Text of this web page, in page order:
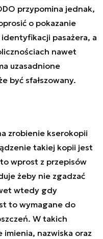
przypomina jednak,
o pokazanie
pasażera, a
nawet
uzasadnione
być sfałszowany.
zrobienie kserokopii
takiej kopii jest
wprost z przepisów
żeby nie zgadzać
wtedy gdy
to wymagane do
W takich
nazwiska oraz